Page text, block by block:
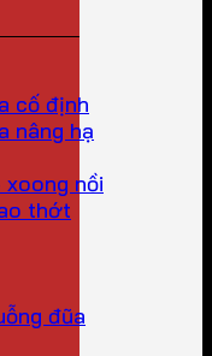
cố định
nâng hạ
xoong nồi
thớt
đũa